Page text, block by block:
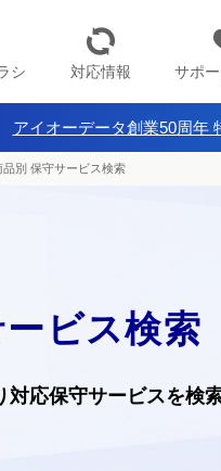
シ 対応情報 サポ
アイオーデータ創業50周年
品別 保守サービス検索
ビス検索
対応保守サービスを検